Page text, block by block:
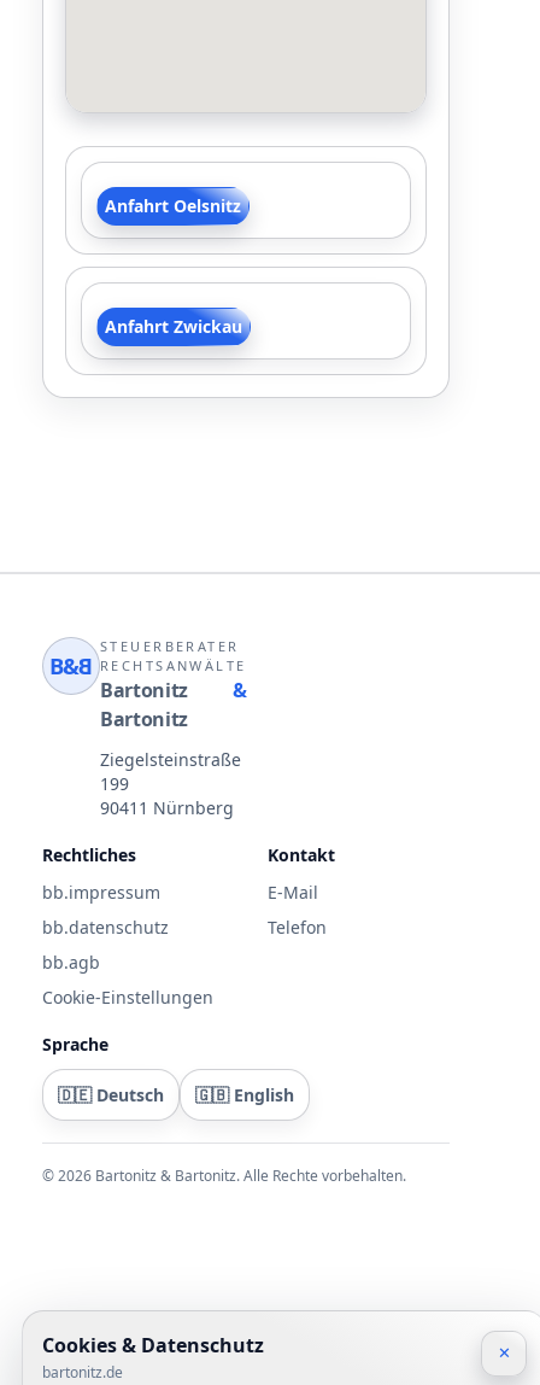
Anfahrt Oelsnitz
Anfahrt Zwickau
B&B
STEUERBERATER
RECHTSANWÄLTE
Bartonitz &
Bartonitz
Ziegelsteinstraße
199
90411 Nürnberg
Rechtliches
bb.impressum
bb.datenschutz
bb.agb
Cookie-Einstellungen
Kontakt
E-Mail
Telefon
Sprache
🇩🇪 Deutsch 🇬🇧 English
©2026 Bartonitz & Bartonitz. Alle Rechte vorbehalten.
Cookies & Datenschutz
bartonitz.de
✕